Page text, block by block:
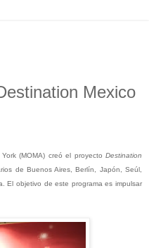
Mexico
(MOMA) creó el proyecto Destination
de Buenos Aires, Berlín, Japón, Seúl,
El objetivo de este programa es impulsar